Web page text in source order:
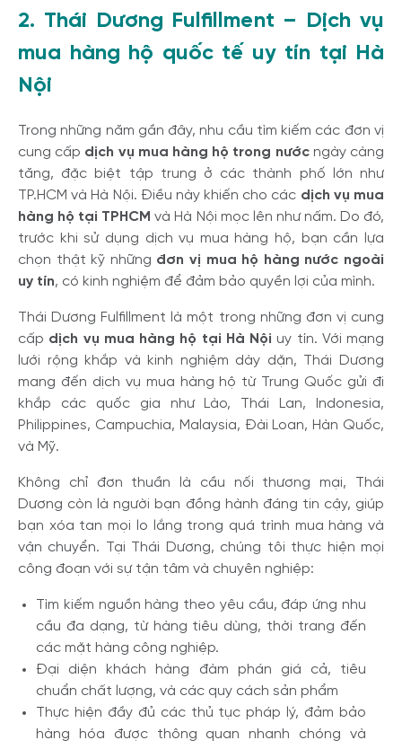
2. Thái Dương Fulfillment – Dịch vụ
mua hàng hộ quốc tế uy tín tại Hà
Nội
Trong những năm gần đây, nhu cầu tìm kiếm các đơn vị
cung cấp dịch vụ mua hàng hộ trong nướcngày càng
tăng, đặc biệt tập trung ở các thành phố lớn như
TP.HCM và Hà Nội. Điều này khiến cho các dịch vụ mua
hàng hộ tại TPHCMvà Hà Nội mọc lên như nấm. Do đó,
trước khi sử dụng dịch vụ mua hàng hộ, bạn cần lựa
chọn thật kỹ những đơn vị mua hộ hàng nước ngoài
uy tín, có kinh nghiệm để đảm bảo quyền lợi của mình.
Thái Dương Fulfillment là một trong những đơn vị cung
cấp dịch vụ mua hàng hộ tại Hà Nội uy tín. Với mạng
lưới rộng khắp và kinh nghiệm dày dặn, Thái Dương
mang đến dịch vụ mua hàng hộ từ Trung Quốc gửi đi
khắp các quốc gia như Lào, Thái Lan, Indonesia,
Philippines, Campuchia, Malaysia, Đài Loan, Hàn Quốc,
và Mỹ.
Không chỉ đơn thuần là cầu nối thương mại, Thái
Dương còn là người bạn đồng hành đáng tin cậy, giúp
bạn xóa tan mọi lo lắng trong quá trình mua hàng và
vận chuyển. Tại Thái Dương, chúng tôi thực hiện mọi
công đoạn với sự tận tâm và chuyên nghiệp:
Tìm kiếm nguồn hàng theo yêu cầu, đáp ứng nhu
cầu đa dạng, từ hàng tiêu dùng, thời trang đến
các mặt hàng công nghiệp.
Đại diện khách hàng đàm phán giá cả, tiêu
chuẩn chất lượng, và các quy cách sản phẩm
Thực hiện đầy đủ các thủ tục pháp lý, đảm bảo
hàng hóa được thông quan nhanh chóng và